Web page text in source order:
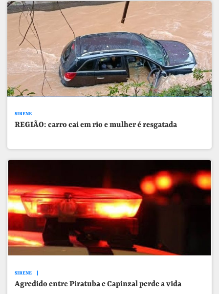
SIRENE
REGIÃO: carro cai em rio e mulher é resgatada
SIRENE
Agredido entre Piratuba e Capinzal perde a vida